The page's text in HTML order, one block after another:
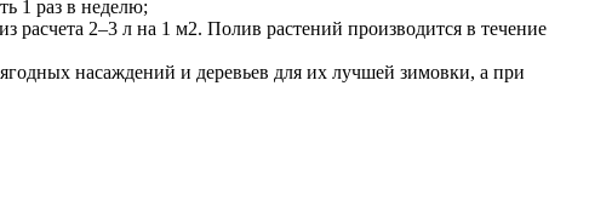
1 раз в неделю;
расчета 2–3 л на 1 м2. Полив растений производится в течение
насаждений и деревьев для их лучшей зимовки, а при